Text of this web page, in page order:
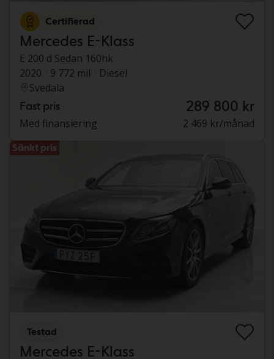
Certifierad
Mercedes E-Klass
E 200 d Sedan 160hk
2020
9 772 mil
Diesel
Svedala
Fast pris 289 800 kr
Med finansiering 2 469 kr/månad
Sänkt pris
Testad
Mercedes E-Klass